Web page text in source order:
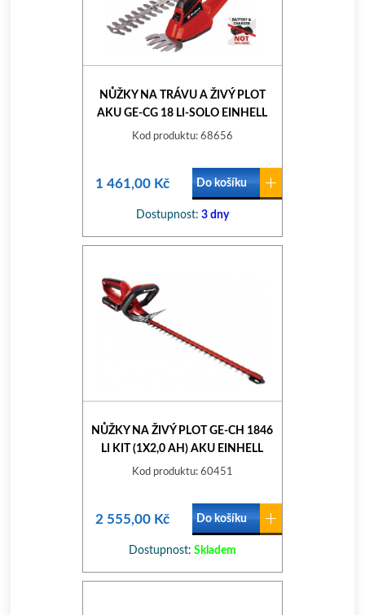
NŮŽKY NA TRÁVU A ŽIVÝ PLOT
AKU GE-CG 18 LI-SOLO EINHELL
EXPERT PLUS
Kod produktu: 68656
1 461,00 Kč Do košíku
Dostupnost: 3 dny
NŮŽKY NA ŽIVÝ PLOT GE-CH 1846
LI KIT (1X2,0 AH) AKU EINHELL
EXPERT PLUS
Kod produktu: 60451
2 555,00 Kč Do košíku
Dostupnost: Skladem